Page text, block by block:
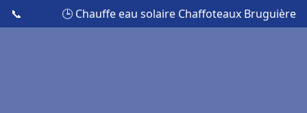
📞 🕒 Chauffe eau solaire Chaffoteaux Bruguière